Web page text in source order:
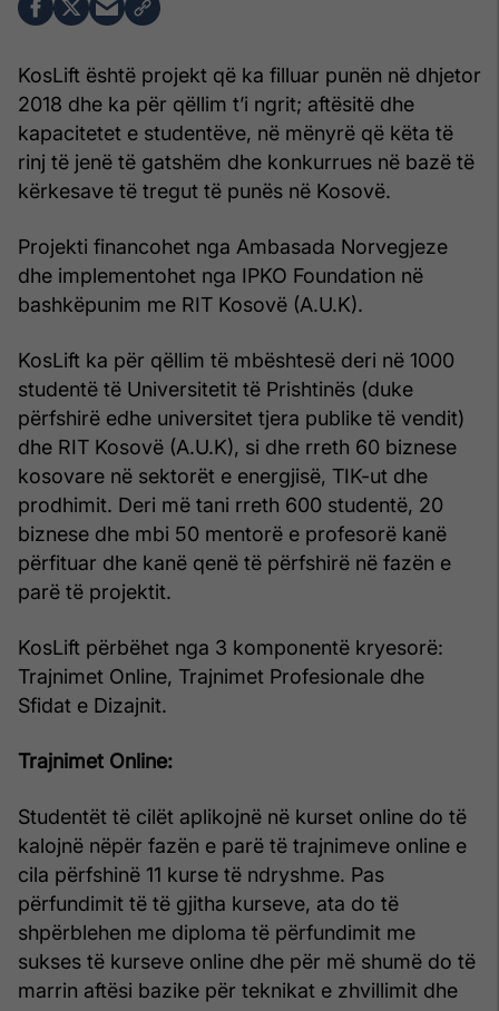
KosLift është projekt që ka filluar punën në dhjetor
2018 dhe ka për qëllim t’i ngrit; aftësitë dhe
kapacitetet e studentëve, në mënyrë që këta të
rinj të jenë të gatshëm dhe konkurrues në bazë të
kërkesave të tregut të punës në Kosovë.
Projekti financohet nga Ambasada Norvegjeze
dhe implementohet nga IPKO Foundation në
bashkëpunim me RIT Kosovë (A.U.K).
KosLift ka për qëllim të mbështesë deri në 1000
studentë të Universitetit të Prishtinës (duke
përfshirë edhe universitet tjera publike të vendit)
dhe RIT Kosovë (A.U.K), si dhe rreth 60 biznese
kosovare në sektorët e energjisë, TIK-ut dhe
prodhimit. Deri më tani rreth 600 studentë, 20
biznese dhe mbi 50 mentorë e profesorë kanë
përfituar dhe kanë qenë të përfshirë në fazën e
parë të projektit.
KosLift përbëhet nga 3 komponentë kryesorë:
Trajnimet Online, Trajnimet Profesionale dhe
Sfidat e Dizajnit.
Trajnimet Online:
Studentët të cilët aplikojnë në kurset online do të
kalojnë nëpër fazën e parë të trajnimeve online e
cila përfshinë 11 kurse të ndryshme. Pas
përfundimit të të gjitha kurseve, ata do të
shpërblehen me diploma të përfundimit me
sukses të kurseve online dhe për më shumë do të
marrin aftësi bazike për teknikat e zhvillimit dhe